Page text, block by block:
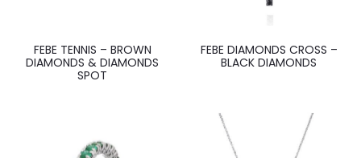
FEBE TENNIS – BROWN
DIAMONDS & DIAMONDS
SPOT
FEBE DIAMONDS CROSS –
BLACK DIAMONDS